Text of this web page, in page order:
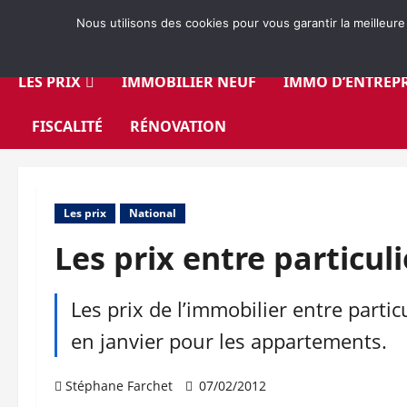
LES PRIX
IMMOBILIER NEUF IMMO
FISCALITÉ RÉNOVATION
Les prix National
Les prix entre
Les prix de l’immobilier entre
en janvier pour les appartements.
Stéphane Farchet 07/02/2012
Nous utilisons des cookies pour vous garantir la